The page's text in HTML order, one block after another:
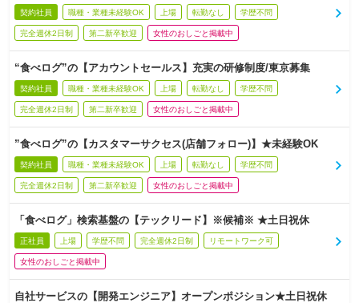
契約社員 職種・業種未経験OK 上場 転勤なし 学歴不問
完全週休2日制 第二新卒歓迎 女性のおしごと掲載中
“食べログ”の【アカウントセールス】充実の研修制度/東京募集
契約社員 職種・業種未経験OK 上場 転勤なし 学歴不問
完全週休2日制 第二新卒歓迎 女性のおしごと掲載中
”食べログ”の【カスタマーサクセス(店舗フォロー)】★未経験OK
契約社員 職種・業種未経験OK 上場 転勤なし 学歴不問
完全週休2日制 第二新卒歓迎 女性のおしごと掲載中
「食べログ」検索基盤の【テックリード】※候補※ ★土日祝休
正社員 上場 学歴不問 完全週休2日制 リモートワーク可
女性のおしごと掲載中
自社サービスの【開発エンジニア】オープンポジション★土日祝休